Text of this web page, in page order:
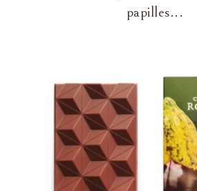
papilles...